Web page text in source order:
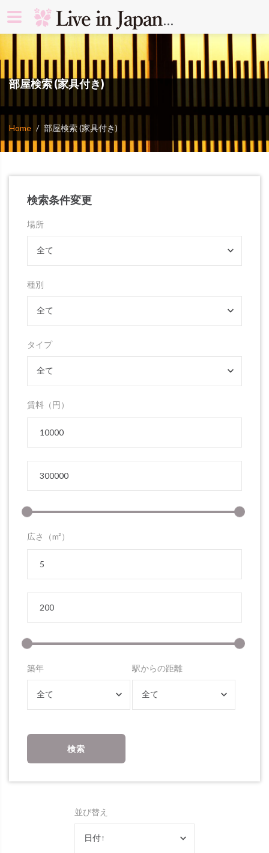
部屋検索 (家具付き)
Home 部屋検索 (家具付き)
検索条件変更
場所
全て
種別
全て
タイプ
全て
賃料（円）
広さ（m²）
築年
全て
駅からの距離
全て
検索
並び替え
日付↑